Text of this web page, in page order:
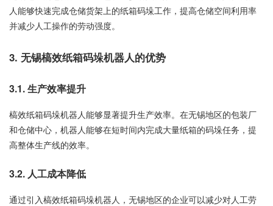
人能够快速完成仓储货架上的纸箱码垛工作，提高仓储空间利用率
并减少人工操作的劳动强度。
3. 无锡槁效纸箱码垛机器人的优势
3.1. 生产效率提升
槁效纸箱码垛机器人能够显著提升生产效率。在无锡地区的包装厂
和仓储中心，机器人能够在短时间内完成大量纸箱的码垛任务，提
高整体生产线的效率。
3.2. 人工成本降低
通过引入槁效纸箱码垛机器人，无锡地区的企业可以减少对人工劳